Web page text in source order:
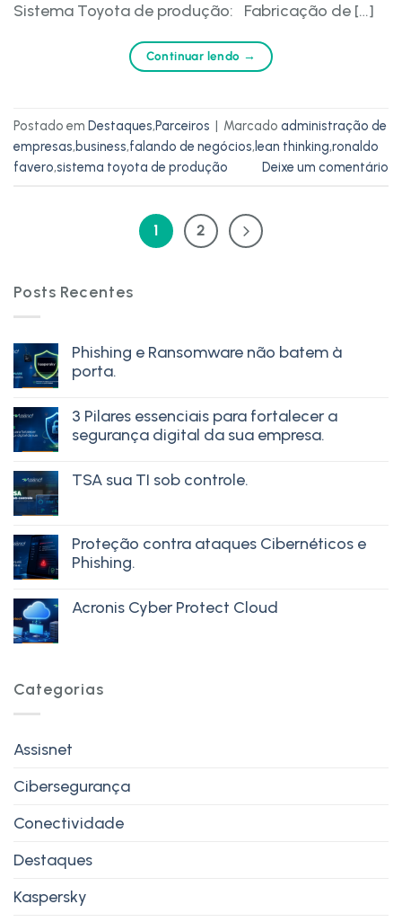
Sistema Toyota de produção: Fabricação de […]
Continuar lendo →
Postado em Destaques,Parceiros | Marcado administração de
empresas,business,falando de negócios, lean thinking,ronaldo
favero,sistema toyota de produção Deixe um comentário
1 2
Posts Recentes
Phishing e Ransomware não batem à
porta.
3 Pilares essenciais para fortalecer a
segurança digital da sua empresa.
TSA sua TI sob controle.
Proteção contra ataques Cibernéticos e
Phishing.
Acronis Cyber Protect Cloud
Categorias
Assisnet
Cibersegurança
Conectividade
Destaques
Kaspersky